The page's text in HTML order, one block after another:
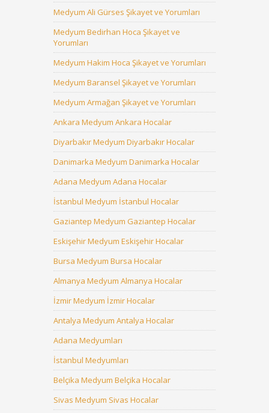
Medyum Ali Gürses Şikayet ve Yorumları
Medyum Bedirhan Hoca Şikayet ve
Yorumları
Medyum Hakim Hoca Şikayet ve Yorumları
Medyum Baransel Şikayet ve Yorumları
Medyum Armağan Şikayet ve Yorumları
Ankara Medyum Ankara Hocalar
Diyarbakır Medyum Diyarbakır Hocalar
Danimarka Medyum Danimarka Hocalar
Adana Medyum Adana Hocalar
İstanbul Medyum İstanbul Hocalar
Gaziantep Medyum Gaziantep Hocalar
Eskişehir Medyum Eskişehir Hocalar
Bursa Medyum Bursa Hocalar
Almanya Medyum Almanya Hocalar
İzmir Medyum İzmir Hocalar
Antalya Medyum Antalya Hocalar
Adana Medyumları
İstanbul Medyumları
Belçika Medyum Belçika Hocalar
Sivas Medyum Sivas Hocalar